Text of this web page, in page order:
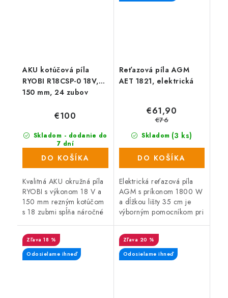
AKU kotúčová píla
RYOBI R18CSP-0 18V,
150 mm, 24 zubov
Skladom - dodanie do
7 dní
(558 ks)
€100
DO KOŠÍKA
Kvalitná AKU okružná píla
RYOBI s výkonom 18 V a
150 mm rezným kotúčom
s 18 zubmi spĺňa náročné
domácich majstrov na
kvalitu a vysoký výkon,...
Reťazová píla AGM
AET 1821, elektrická
Skladom (3 ks)
€61,90
€76
DO KOŠÍKA
Elektrická reťazová píla
AGM s príkonom 1800 W
a dĺžkou lišty 35 cm je
výborným pomocníkom pri
údržbe záhrady alebo
tesárskych a stavebných
prácach...
18 %
Odosielame ihneď
20 %
Odosielame ihneď